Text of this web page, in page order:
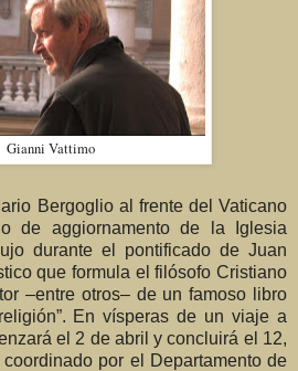
Gianni Vattimo
Bergoglio al frente del Vaticano
de aggiornamento de la Iglesia
durante el pontificado de Juan
que formula el filósofo Cristiano
–entre otros– de un famoso libro
En vísperas de un viaje a
el 2 de abril y concluirá el 12,
por el Departamento de